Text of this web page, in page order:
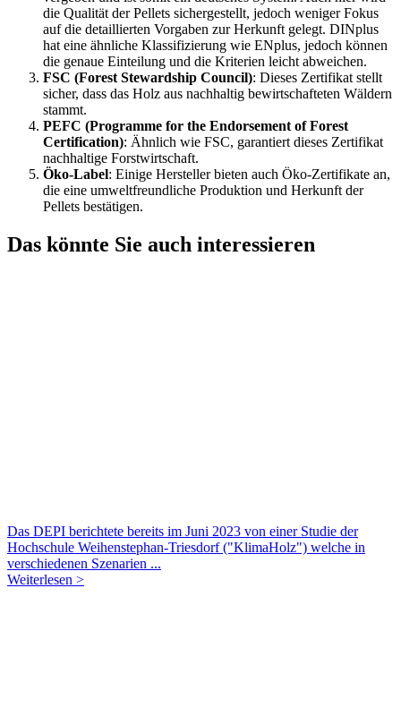
die Qualität der Pellets sichergestellt, jedoch weniger Fokus
auf die detaillierten Vorgaben zur Herkunft gelegt. DINplus
hat eine ähnliche Klassifizierung wie ENplus, jedoch können
die genaue Einteilung und die Kriterien leicht abweichen.
FSC (Forest Stewardship Council): Dieses Zertifikat stellt
sicher, dass das Holz aus nachhaltig bewirtschafteten Wäldern
stammt.
PEFC (Programme for the Endorsement of Forest
Certification): Ähnlich wie FSC, garantiert dieses Zertifikat
nachhaltige Forstwirtschaft.
Öko-Label: Einige Hersteller bieten auch Öko-Zertifikate an,
die eine umweltfreundliche Produktion und Herkunft der
Pellets bestätigen.
Das könnte Sie auch interessieren
Das DEPI berichtete bereits im Juni 2023 von einer Studie der
Hochschule Weihenstephan-Triesdorf ("KlimaHolz") welche in
verschiedenen Szenarien ...
Weiterlesen >